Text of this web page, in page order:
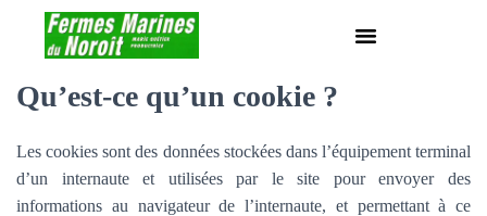
Qu’est-ce qu’un cookie ?
Les cookies sont des données stockées dans l’équipement terminal
d’un internaute et utilisées par le site pour envoyer des
informations au navigateur de l’internaute, et permettant à ce